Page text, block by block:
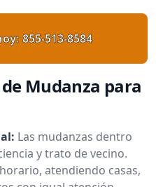
855-513-8584
Mudanza para
Las mudanzas dentro
y trato de vecino.
atendiendo casas,